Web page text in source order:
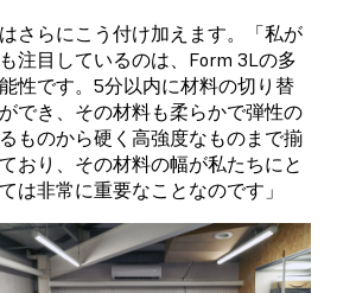
さらにこう付け加えます。「私が
注目しているのは、Form 3Lの多
性です。5分以内に材料の切り替
でき、その材料も柔らかで弾性の
ものから硬く高強度なものまで揃
おり、その材料の幅が私たちにと
は非常に重要なことなのです」